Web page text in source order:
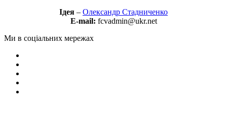
Ідея – Олександр Стадниченко
E-mail: fcvadmin@ukr.net
Ми в соціальних мережах